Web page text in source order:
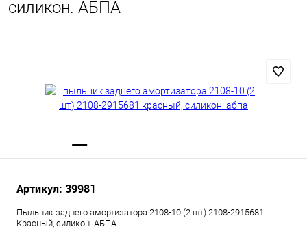
силикон. АБПА
Артикул: 39981
Пыльник заднего амортизатора 2108-10 (2 шт) 2108-2915681
Красный, силикон. АБПА